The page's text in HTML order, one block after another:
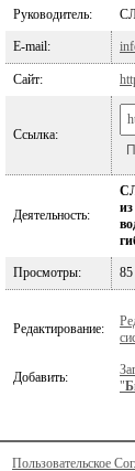
Руководитель:
E-mail:
Сайт:
Ссылка:
Деятельность:
Просмотры: 85
Редактирование:
Добавить:
"
Пользовательское